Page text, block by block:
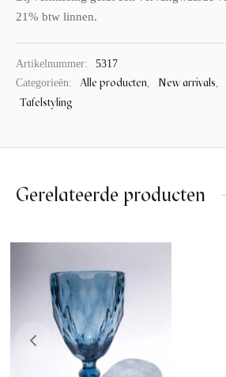
21% btw linnen.
Artikelnummer:
5317
Categorieën:
Alle producten, New arrivals,
Tafelstyling
Gerelateerde producten